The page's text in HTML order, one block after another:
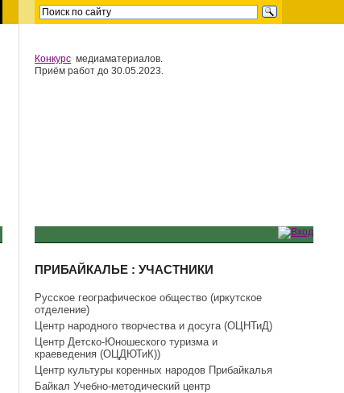
Конкурс медиаматериалов.
Приём работ до 30.05.2023.
ПРИБАЙКАЛЬЕ : УЧАСТНИКИ
Русское географическое общество (иркутское
отделение)
Центр народного творчества и досуга (ОЦНТиД)
Центр Детско-Юношеского туризма и
краеведения (ОЦДЮТиК))
Центр культуры коренных народов Прибайкалья
Байкал Учебно-методический центр